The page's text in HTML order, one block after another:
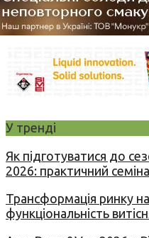
У тренді
Як підготуватися до
2026: практичний
Трансформація ринку
функціональність